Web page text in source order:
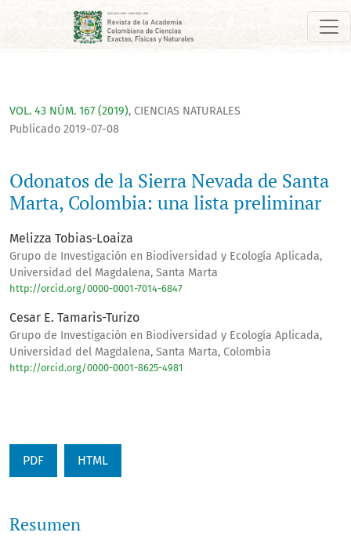
Odonatos de la Sierra Nevada de Santa Marta, Colombia:
VOL. 43 NÚM. 167 (2019), CIENCIAS NATURALES
Odonatos de la Sierra Nevada de Santa
Marta, Colombia: una lista preliminar
Publicado 2019-07-08
Melizza Tobias-Loaiza
Grupo de Investigación en Biodiversidad y Ecología Aplicada,
Universidad del Magdalena, Santa Marta
http://orcid.org/0000-0001-7014-6847
Cesar E. Tamaris-Turizo
Grupo de Investigación en Biodiversidad y Ecología Aplicada,
Universidad del Magdalena, Santa Marta, Colombia
http://orcid.org/0000-0001-8625-4981
PDF HTML
Resumen